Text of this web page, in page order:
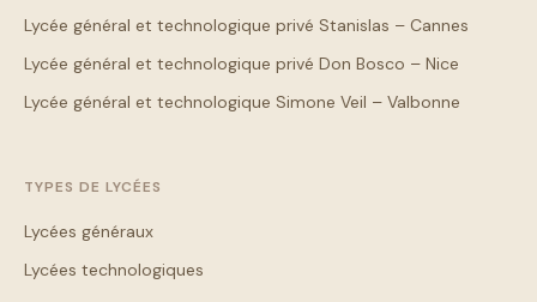
Lycée général et technologique privé Stanislas – Cannes
Lycée général et technologique privé Don Bosco – Nice
Lycée général et technologique Simone Veil – Valbonne
TYPES DE LYCÉES
Lycées généraux
Lycées technologiques